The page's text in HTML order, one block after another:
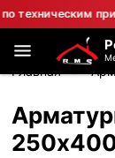
Главная